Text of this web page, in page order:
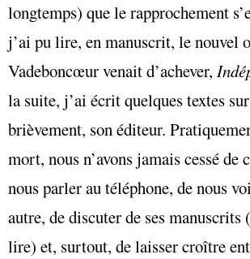
longtemps) que le rapprochement
j’ai pu lire, en manuscrit, le nouvel
Vadeboncœur venait d’achever,
la suite, j’ai écrit quelques textes
brièvement, son éditeur.
mort, nous n’avons jamais cessé de
nous parler au téléphone, de nous
autre, de discuter de ses manuscrits
lire) et, surtout, de laisser croître